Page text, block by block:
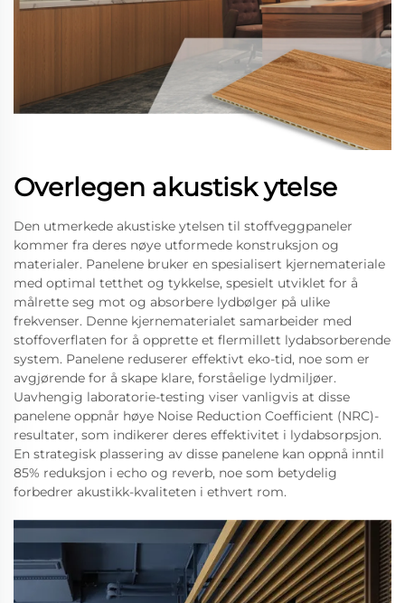
Overlegen akustisk ytelse
Den utmerkede akustiske ytelsen til stoffveggpaneler
kommer fra deres nøye utformede konstruksjon og
materialer. Panelene bruker en spesialisert kjernemateriale
med optimal tetthet og tykkelse, spesielt utviklet for å
målrette seg mot og absorbere lydbølger på ulike
frekvenser. Denne kjernematerialet samarbeider med
stoffoverflaten for å opprette et flermillett lydabsorberende
system. Panelene reduserer effektivt eko-tid, noe som er
avgjørende for å skape klare, forståelige lydmiljøer.
Uavhengig laboratorie-testing viser vanligvis at disse
panelene oppnår høye Noise Reduction Coefficient (NRC)-
resultater, som indikerer deres effektivitet i lydabsorpsjon.
En strategisk plassering av disse panelene kan oppnå inntil
85% reduksjon i echo og reverb, noe som betydelig
forbedrer akustikk-kvaliteten i ethvert rom.